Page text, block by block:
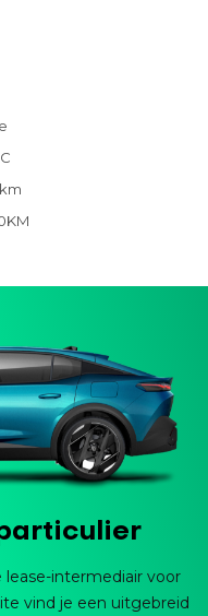
lease-intermediair voor
vind je een uitgebreid